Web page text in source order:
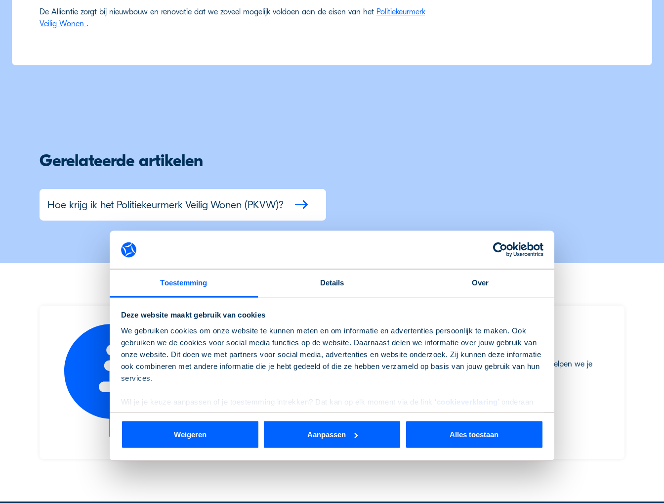
Toestemming Details Over
Deze website maakt gebruik van cookies
We gebruiken cookies om onze website te kunnen meten en om informatie en advertenties persoonlijk te maken. Ook
gebruiken we de cookies voor social media functies op de website. Daarnaast delen we informatie over jouw gebruik van
onze website. Dit doen we met partners voor social media, advertenties en website onderzoek. Zij kunnen deze informatie
ook combineren met andere informatie die je hebt gedeeld of die ze hebben verzameld op basis van jouw gebruik van hun
services.
Wil je je keuze aanpassen of je toestemming intrekken? Dat kan op elk moment via de link ‘cookieverklaring’ onderaan
de pagina.
We werken samen met9 derden die uw gegevens kunnen ontvangen en verwerken.
Weigeren Aanpassen Alles toestaan
De Alliantie zorgt bij nieuwbouw en renovatie dat we zoveel mogelijk voldoen aan de eisen van het Politiekeurmerk
Veilig Wonen .
Gerelateerde artikelen
Hoe krijg ik het Politiekeurmerk Veilig Wonen (PKVW)?
Zo kun je ons bereiken
Heb je de informatie die je zoekt niet gevonden? Geen probleem! Neem contact met ons op, dan helpen we je